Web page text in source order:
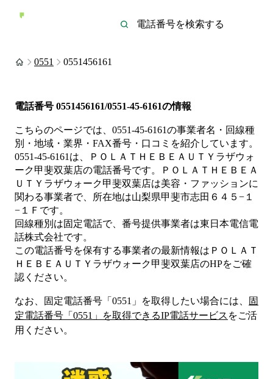
0551 0551456161
電話番号 0551456161/0551-45-6161の情報
こちらのページでは、 0551-45-6161の事業者名・回線種
別・地域・業界・FAX番号・口コミを紹介しています。
0551-45-6161 は、
ＰＯＬＡＴＨＥＢＥＡＵＴＹラザウォ
ーク甲斐双葉店の電話番号です。
ＰＯＬＡＴＨＥＢＥＡ
ＵＴＹラザウォーク甲斐双葉店は美容・ファッションに
関わる事業者で、所在地は山梨県甲斐市志田６４５−１
−１Ｆ です。
回線種別は固定電話で、番号提供事業者は東日本電信電
話株式会社です。
この電話番号を保有する事業者の最新情報は ＰＯＬＡＴ
ＨＥＢＥＡＵＴＹラザウォーク甲斐双葉店のHPをご確
認ください。
なお、固定電話番号「 0551 」を取得したい場合には、
固
定電話番号「 0551 」を取得できるIP電話サービス をご活
用ください。